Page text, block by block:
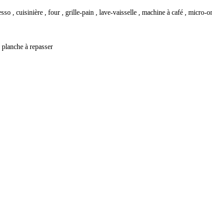
, cuisinière , four , grille-pain , lave-vaisselle , machine à café , micro-
planche à repasser